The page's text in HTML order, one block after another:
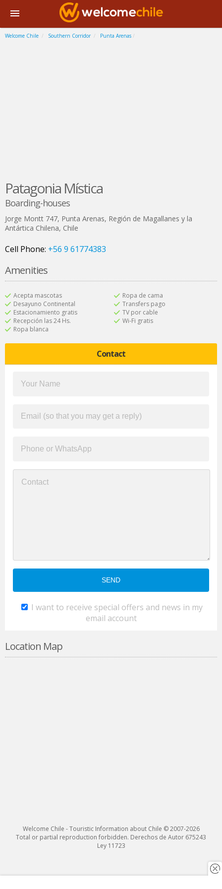
Welcome Chile Southern Corridor Punta Arenas
Patagonia Mística
Boarding-houses
Jorge Montt 747, Punta Arenas, Región de Magallanes y la
Antártica Chilena, Chile
Cell Phone: +56 9 61774383
Amenities
Acepta mascotas
Desayuno Continental
Estacionamiento gratis
Recepción las 24 Hs.
Ropa blanca
Ropa de cama
Transfers pago
TV por cable
Wi-Fi gratis
Contact
I want to receive special offers and news in my
email account
Location Map
Welcome Chile - Touristic Information about Chile © 2007-2026
Total or partial reproduction forbidden. Derechos de Autor 675243
Ley 11723